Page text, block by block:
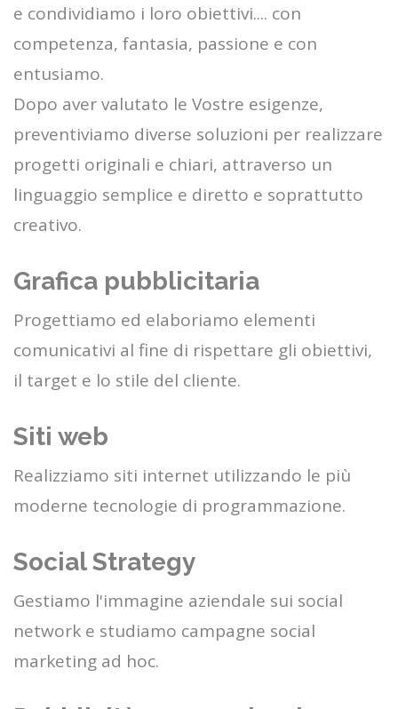
e condividiamo i loro obiettivi.... con
competenza, fantasia, passione e con
entusiamo.
Dopo aver valutato le Vostre esigenze,
preventiviamo diverse soluzioni per realizzare
progetti originali e chiari, attraverso un
linguaggio semplice e diretto e soprattutto
creativo.
Grafica pubblicitaria
Progettiamo ed elaboriamo elementi
comunicativi al fine di rispettare gli obiettivi,
il target e lo stile del cliente.
Siti web
Realizziamo siti internet utilizzando le più
moderne tecnologie di programmazione.
Social Strategy
Gestiamo l'immagine aziendale sui social
network e studiamo campagne social
marketing ad hoc.